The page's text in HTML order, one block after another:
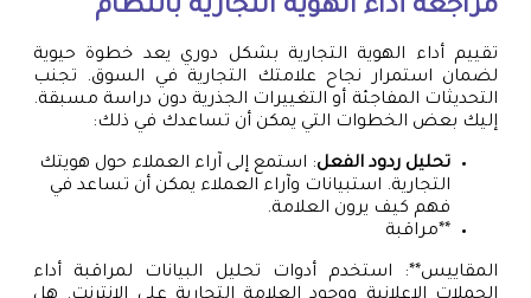
مراجعة أداء الهوية التجارية بانتظام
تقييم أداء الهوية التجارية بشكل دوري يعد خطوة حيوية
لضمان استمرار نجاح علامتك التجارية في السوق. تجنب
التحديثات المفاجئة أو التغييرات الجذرية دون دراسة مسبقة.
إليك بعض الخطوات التي يمكن أن تساعدك في ذلك:
تحليل ردود الفعل: استمع إلى آراء العملاء حول هويتك
التجارية. استبيانات وآراء العملاء يمكن أن تساعد في
فهم كيف يرون العلامة.
**مراقبة
المقاييس**: استخدم أدوات تحليل البيانات لمراقبة أداء